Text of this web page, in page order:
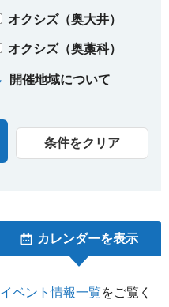
オクシズ（奥大井）
オクシズ（奥藁科）
開催地域について
条件をクリア
カレンダーを表示
イベント情報一覧をご覧く